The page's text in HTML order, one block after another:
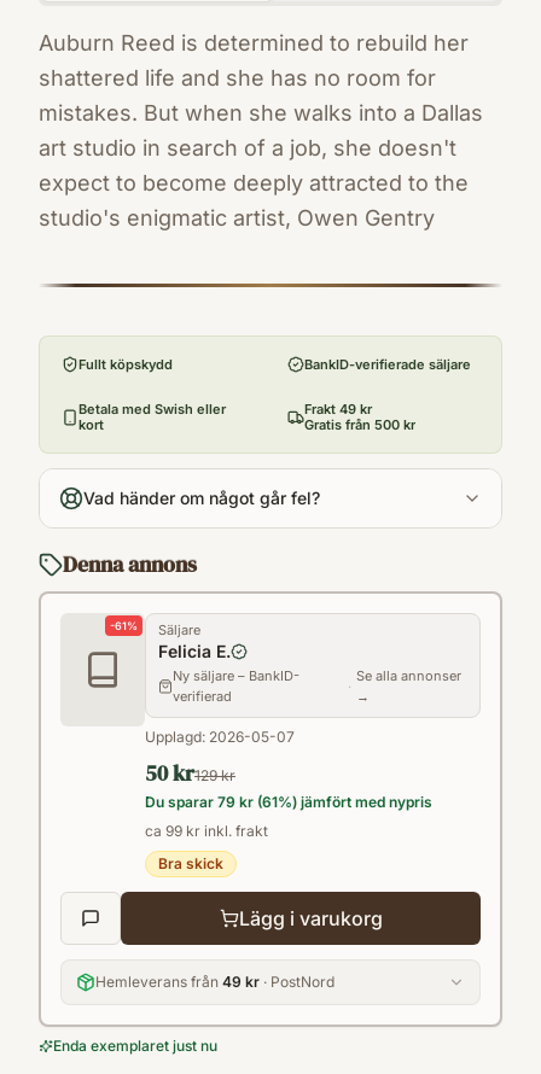
Auburn Reed is determined to rebuild her
shattered life and she has no room for
mistakes. But when she walks into a Dallas
art studio in search of a job, she doesn't
expect to become deeply attracted to the
studio's enigmatic artist, Owen Gentry
9781471148590
Simon & Schuster Limited
Utgivningsår
2015
Språk
en
Kategori
Format
Pocket
Fullt köpskydd BankID-verifierade säljare
Betala med Swish eller
kort
Frakt 49 kr
Gratis från 500 kr
Vad händer om något går fel?
Denna annons
-61% Säljare
Felicia E.
Ny säljare – BankID-
verifierad
·
Se alla annonser
→
Upplagd: 2026-05-07
50 kr129 kr
Du sparar 79 kr (61%) jämfört med nypris
ca 99 kr inkl. frakt
Bra skick
Lägg i varukorg
Hemleverans från 49 kr · PostNord
Enda exemplaret just nu